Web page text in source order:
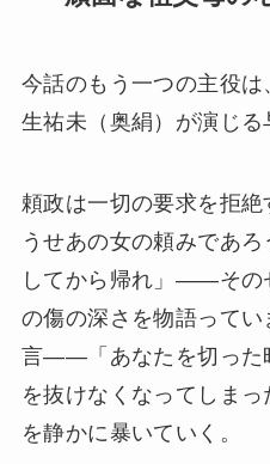
今話のもう一つの主役
生祐未（奥絹）が演じる
頼政は一切の要求を拒
うせあの女の頼みであ
してから帰れ」——その
の傷の深さを物語って
言——「あなたを切った
を抜けなくなってしま
を静かに暴いていく。